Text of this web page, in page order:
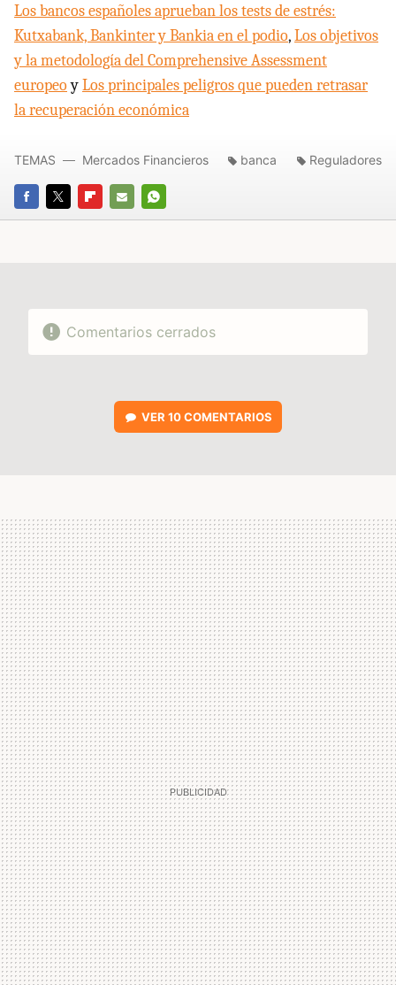
Los bancos españoles aprueban los tests de estrés:
Kutxabank, Bankinter y Bankia en el podio,Los objetivos
y la metodología del Comprehensive Assessment
europeoyLos principales peligros que pueden retrasar
la recuperación económica
FACEBOOK
TWITTERFLIPBOARD
E-
WHATSAPP
TEMAS Mercados Financieros banca Reguladores
Comentarios cerrados
VER 10 COMENTARIOS